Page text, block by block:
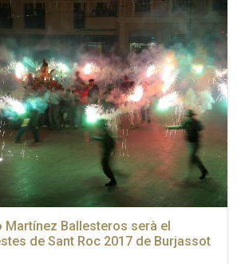
Ballesteros serà el
de Sant Roc 2017 de Burjassot